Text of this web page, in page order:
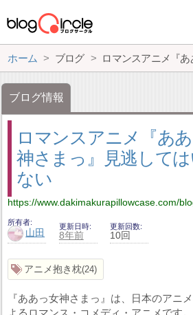
ホーム ブログ
ブログ情報
ロマンスアニメ『あ
神さまっ』見逃して
ない
所有者
山田
更新日時
8年前
更新回数
10回
アニメ抱き枕 24
『ああっ女神さまっ』は、日本のアニ
よるロマンス・コメディ・アニメです